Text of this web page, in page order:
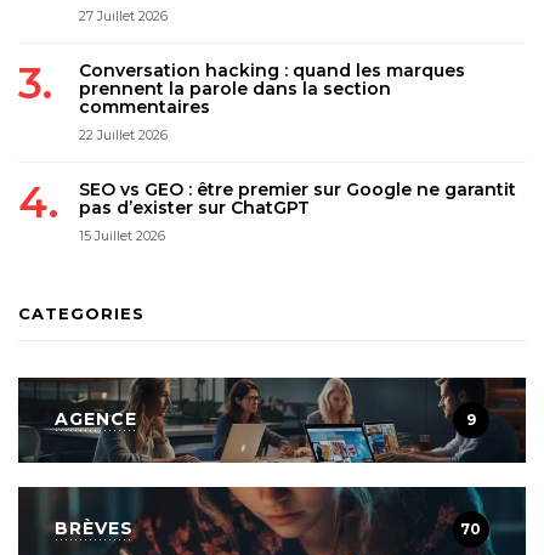
27 Juillet 2026
Conversation hacking : quand les marques
prennent la parole dans la section
commentaires
22 Juillet 2026
SEO vs GEO : être premier sur Google ne garantit
pas d’exister sur ChatGPT
15 Juillet 2026
CATEGORIES
AGENCE 9
BRÈVES 70